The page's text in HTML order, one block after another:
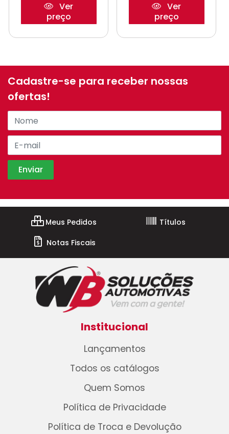
Ver
preço
Ver
preço
Cadastre-se para receber nossas
ofertas!
Meus Pedidos
Títulos
Notas Fiscais
Institucional
Lançamentos
Todos os catálogos
Quem Somos
Política de Privacidade
Política de Troca e Devolução